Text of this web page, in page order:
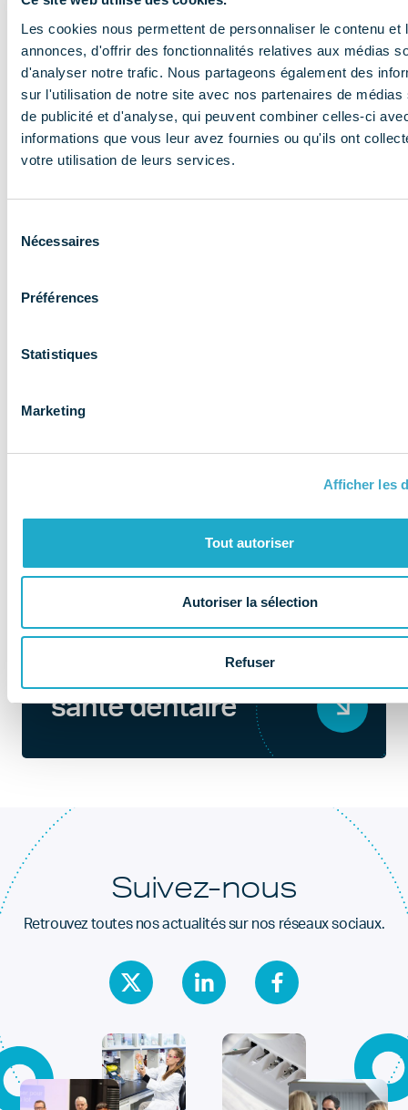
Les cookies nous permettent de personnaliser le contenu et
annonces, d'offrir des fonctionnalités relatives aux médias
d'analyser notre trafic. Nous partageons également des
sur l'utilisation de notre site avec nos partenaires de médias
de publicité et d'analyse, qui peuvent combiner celles-ci
informations que vous leur avez fournies ou qu'ils ont
votre utilisation de leurs services.
Nécessaires
Préférences
Statistiques
Marketing
Afficher les
Tout autoriser
Autoriser la sélection
Refuser
En savoir plus
apporte son
entreprises et
QUI SOMMES-NOUS ?
santé dentaire
Suivez-nous
Retrouvez toutes nos actualités sur nos réseaux sociaux.